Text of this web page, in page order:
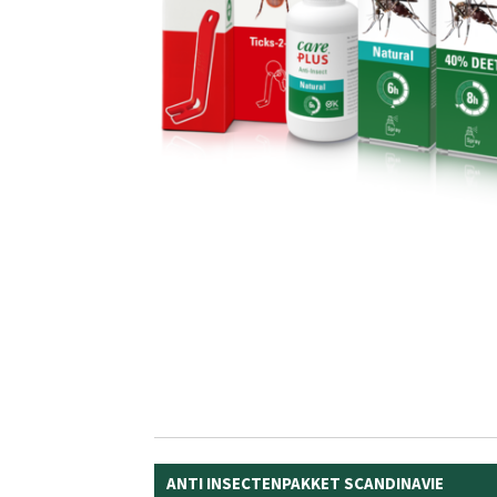
ANTI INSECTENPAKKET SCANDINAVIE